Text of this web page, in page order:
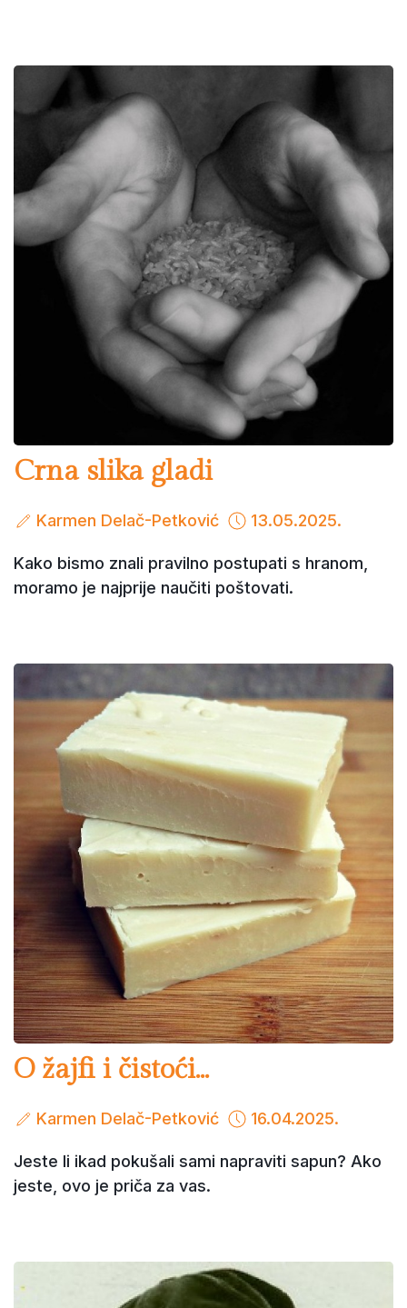
Crna slika gladi
Karmen Delač-Petković 13.05.2025.
Kako bismo znali pravilno postupati s hranom,
moramo je najprije naučiti poštovati.
O žajfi i čistoći...
Karmen Delač-Petković 16.04.2025.
Jeste li ikad pokušali sami napraviti sapun? Ako
jeste, ovo je priča za vas.